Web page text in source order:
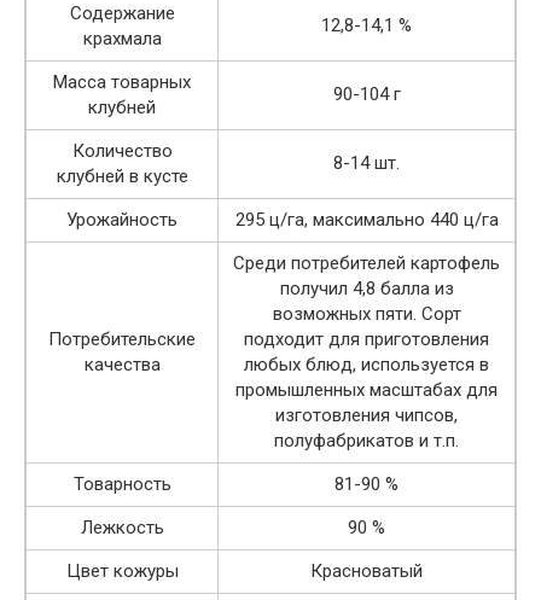
Содержание
крахмала
12,8-14,1 %
Масса товарных
клубней
90-104 г
Количество
клубней в кусте
8-14 шт.
Урожайность 295 ц/га, максимально 440 ц/га
Потребительские
качества
Среди потребителей картофель
получил 4,8 балла из
возможных пяти. Сорт
подходит для приготовления
любых блюд, используется в
промышленных масштабах для
изготовления чипсов,
полуфабрикатов и т.п.
Товарность
81-90 %
Лежкость
90 %
Цвет кожуры
Красноватый